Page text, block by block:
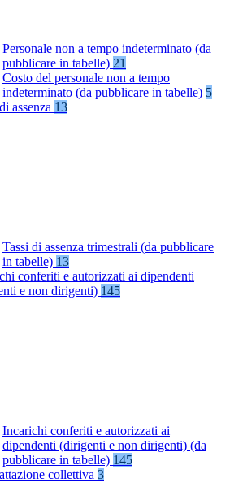
Personale non a tempo indeterminato (da
pubblicare in tabelle) 21
Costo del personale non a tempo
indeterminato (da pubblicare in tabelle) 5
assenza 13
Tassi di assenza trimestrali (da pubblicare
in tabelle) 13
conferiti e autorizzati ai dipendenti
e non dirigenti) 145
Incarichi conferiti e autorizzati ai
dipendenti (dirigenti e non dirigenti) (da
pubblicare in tabelle) 145
collettiva 3